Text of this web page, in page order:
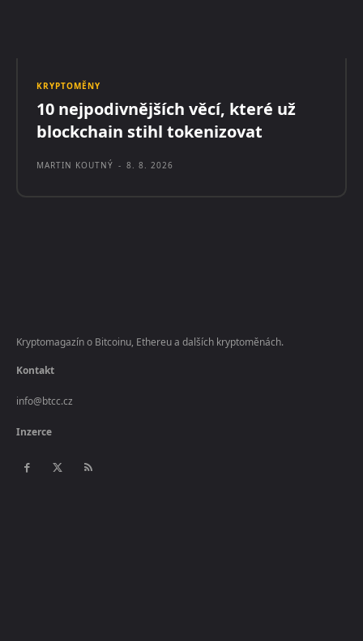
KRYPTOMĚNY
10 nejpodivnějších věcí, které už
blockchain stihl tokenizovat
MARTIN KOUTNÝ - 8. 8. 2026
Kryptomagazín o Bitcoinu, Ethereu a dalších kryptoměnách.
Kontakt
info@btcc.cz
Inzerce